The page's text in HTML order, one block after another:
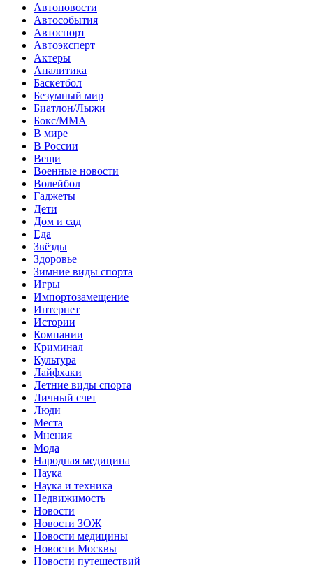
Автоновости
Автособытия
Автоспорт
Автоэксперт
Актеры
Аналитика
Баскетбол
Безумный мир
Биатлон/Лыжи
Бокс/MMA
В мире
В России
Вещи
Военные новости
Волейбол
Гаджеты
Дети
Дом и сад
Еда
Звёзды
Здоровье
Зимние виды спорта
Игры
Импортозамещение
Интернет
Истории
Компании
Криминал
Культура
Лайфхаки
Летние виды спорта
Личный счет
Люди
Места
Мнения
Мода
Народная медицина
Наука
Наука и техника
Недвижимость
Новости
Новости ЗОЖ
Новости медицины
Новости Москвы
Новости путешествий